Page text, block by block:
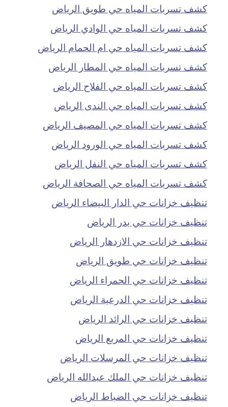
كشف تسربات المياه حي طويق الرياض
كشف تسربات المياه حي الوادي الرياض
كشف تسربات المياه حي ام الحمام الرياض
كشف تسربات المياه حي المطار الرياض
كشف تسربات المياه حي الفلاح الرياض
كشف تسربات المياه حي الندى الرياض
كشف تسربات المياه حي المصيف الرياض
كشف تسربات المياه حي الورود الرياض
كشف تسربات المياه حي النفل الرياض
كشف تسربات المياه حي الصحافة الرياض
تنظيف خزانات حي الدار البيضاء الرياض
تنظيف خزانات حي بدر الرياض
تنظيف خزانات حي الازدهار الرياض
تنظيف خزانات حي طويق الرياض
تنظيف خزانات حي الحمراء الرياض
تنظيف خزانات حي الدرعية الرياض
تنظيف خزانات حي الرائد الرياض
تنظيف خزانات حي المربع الرياض
تنظيف خزانات حي المرسلات الرياض
تنظيف خزانات حي الملك عبدالله الرياض
تنظيف خزانات حي الضباط الرياض